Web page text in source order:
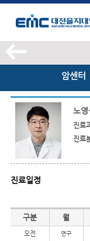
암센터
노
진료
진료
진료일정
진료일정
구분 월
오전 연구